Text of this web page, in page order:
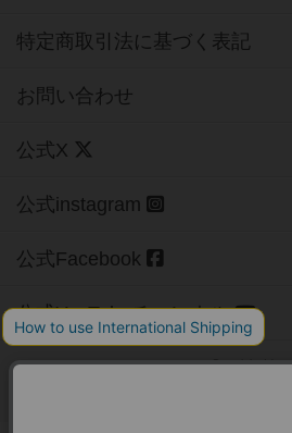
特定商取引法に基づく表記
お問い合わせ
公式X
公式instagram
公式Facebook
公式YouTubeチャンネル
Copyright (c)